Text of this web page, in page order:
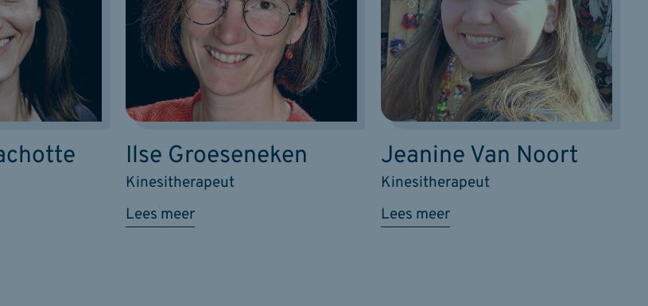
Lees meer
Kinesitherapeut
Ilse Groeseneken
Lees meer
Kinesitherapeut
Jeanine Van Noort